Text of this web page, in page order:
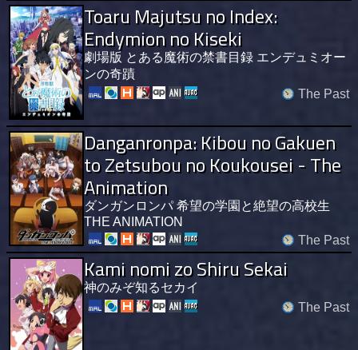
Toaru Majutsu no Index:
Endymion no Kiseki
劇場版 とある魔術の禁書目録 エンデュミオー
ンの奇蹟
The Past
Danganronpa: Kibou no Gakuen
to Zetsubou no Koukousei - The
Animation
ダンガンロンパ 希望の学園と絶望の高校生
THE ANIMATION
The Past
Kami nomi zo Shiru Sekai
神のみぞ知るセカイ
The Past